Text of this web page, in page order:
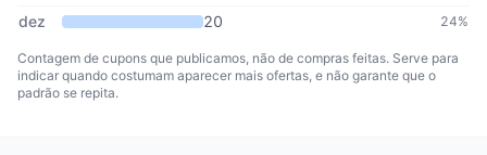
dez 20 24%
Contagem de cupons que publicamos, não de compras feitas. Serve para
indicar quando costumam aparecer mais ofertas, e não garante que o
padrão se repita.